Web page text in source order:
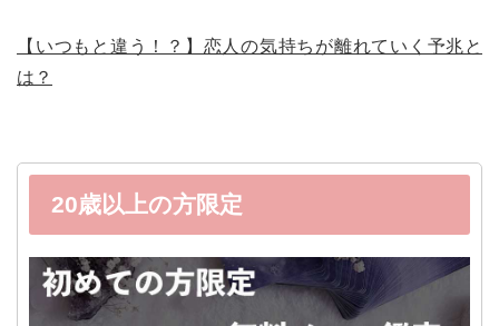
【いつもと違う！？】恋人の気持ちが離れていく予兆と
は？
20歳以上の方限定